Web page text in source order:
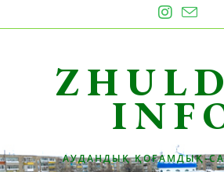
to
АУДАНДЫҚ ҚОҒАМДЫҚ-